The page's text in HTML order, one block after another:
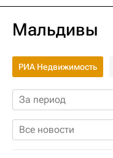
Мальдивы
РИА Недвижимость
За период
Все новости